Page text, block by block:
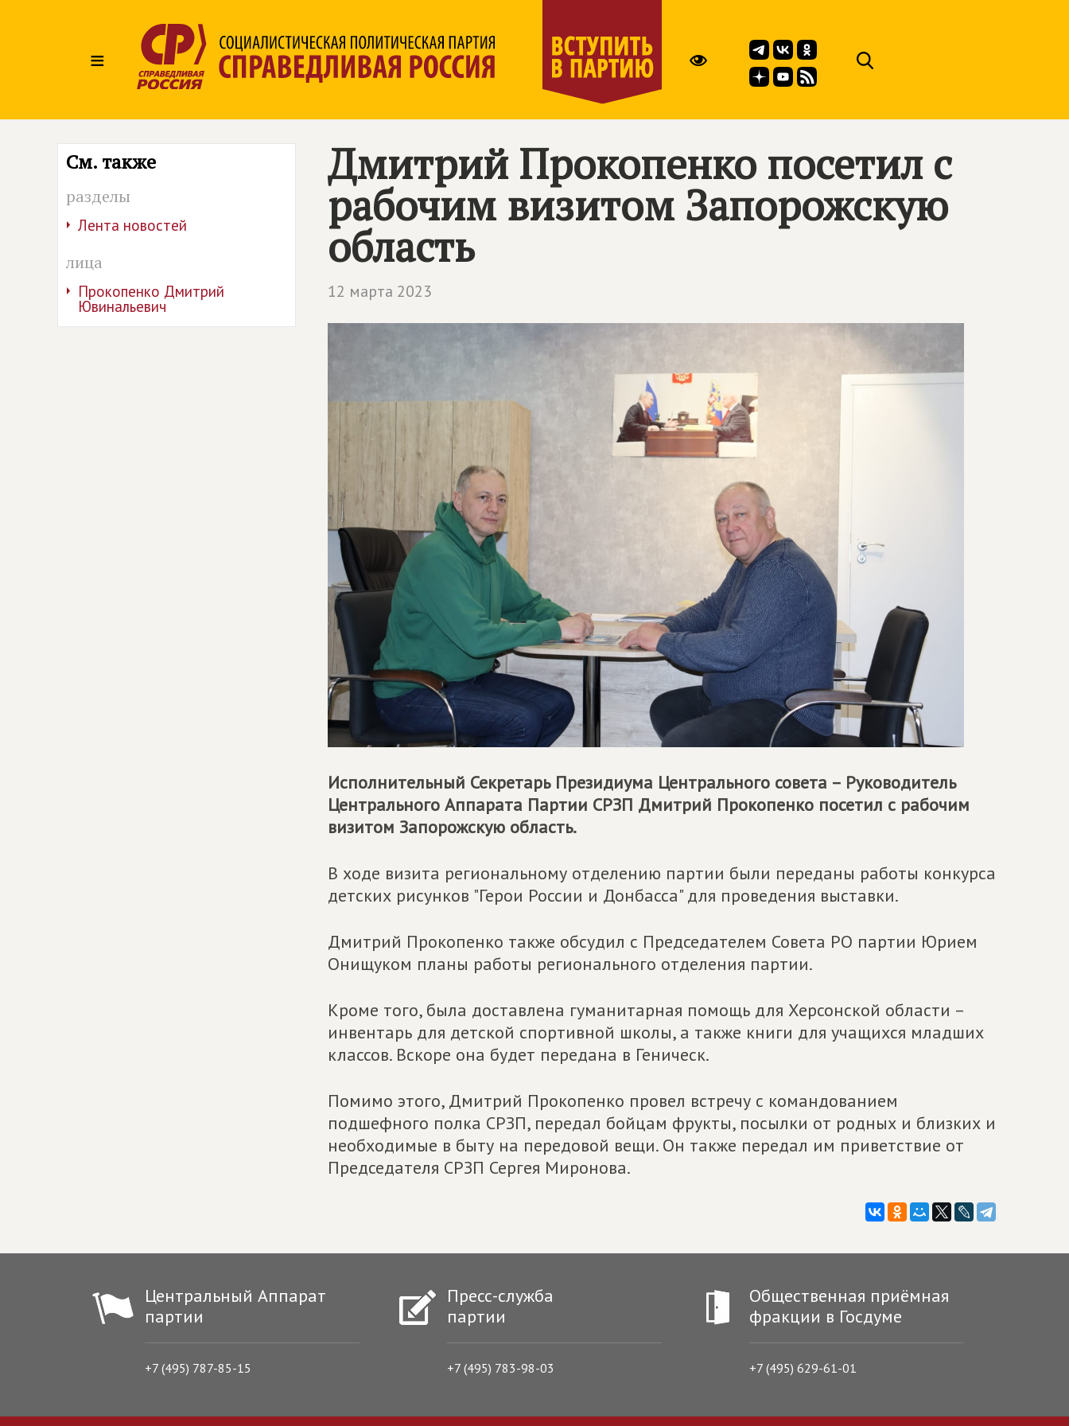
≡
См. также
разделы
Лента новостей
лица
Прокопенко Дмитрий
Ювинальевич
Дмитрий Прокопенко посетил с
рабочим визитом Запорожскую
область
12 марта 2023
Исполнительный Секретарь Президиума Центрального совета – Руководитель
Центрального Аппарата Партии СРЗП Дмитрий Прокопенко посетил с рабочим
визитом Запорожскую область.
В ходе визита региональному отделению партии были переданы работы конкурса
детских рисунков "Герои России и Донбасса" для проведения выставки.
Дмитрий Прокопенко также обсудил с Председателем Совета РО партии Юрием
Онищуком планы работы регионального отделения партии.
Кроме того, была доставлена гуманитарная помощь для Херсонской области –
инвентарь для детской спортивной школы, а также книги для учащихся младших
классов. Вскоре она будет передана в Геническ.
Помимо этого, Дмитрий Прокопенко провел встречу с командованием
подшефного полка СРЗП, передал бойцам фрукты, посылки от родных и близких и
необходимые в быту на передовой вещи. Он также передал им приветствие от
Председателя СРЗП Сергея Миронова.
Центральный Аппарат
партии
+7 (495) 787-85-15
Пресс-служба
партии
+7 (495) 783-98-03
Общественная приёмная
фракции в Госдуме
+7 (495) 629-61-01